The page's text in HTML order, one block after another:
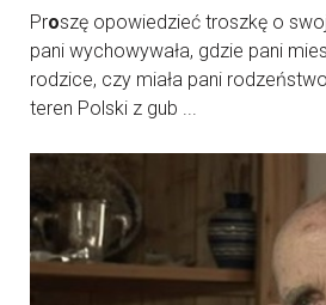
Proszę opowiedzieć troszkę o
pani wychowywała, gdzie pani
rodzice, czy miała pani
teren Polski z gub ...